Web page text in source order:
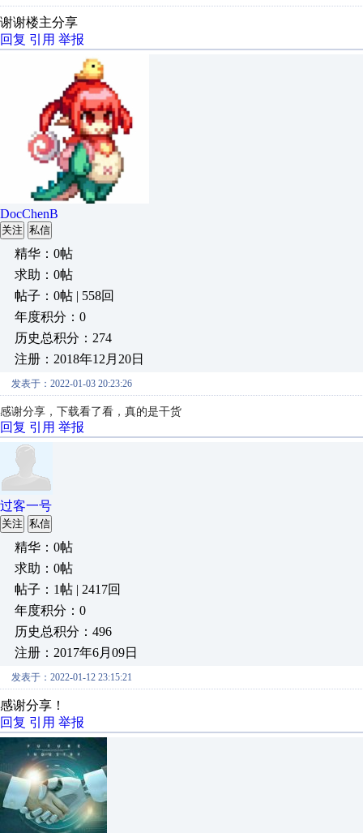
谢谢楼主分享
回复 引用 举报
DocChenB
关注 私信
精华：0帖
求助：0帖
帖子：0帖 | 558回
年度积分：0
历史总积分：274
注册：2018年12月20日
发表于：2022-01-03 20:23:26
感谢分享，下载看了看，真的是干货
回复 引用 举报
过客一号
关注 私信
精华：0帖
求助：0帖
帖子：1帖 | 2417回
年度积分：0
历史总积分：496
注册：2017年6月09日
发表于：2022-01-12 23:15:21
感谢分享！
回复 引用 举报